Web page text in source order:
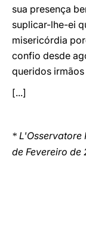
sua presença
suplicar-lhe-ei
misericórdia
confio desde
queridos
[...]
* L'Osservatore
de Fevereiro de